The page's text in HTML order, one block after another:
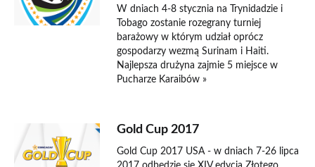
W dniach 4-8 stycznia na Trynidadzie i
Tobago zostanie rozegrany turniej
barażowy w którym udział oprócz
gospodarzy wezmą Surinam i Haiti.
Najlepsza drużyna zajmie 5 miejsce w
Pucharze Karaibów »
Gold Cup 2017
Gold Cup 2017 USA - w dniach 7-26 lipca